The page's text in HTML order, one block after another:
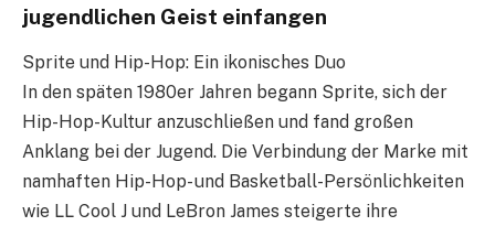
jugendlichen Geist einfangen
Sprite und Hip-Hop: Ein ikonisches Duo
In den späten 1980er Jahren begann Sprite, sich der
Hip-Hop-Kultur anzuschließen und fand großen
Anklang bei der Jugend. Die Verbindung der Marke mit
namhaften Hip-Hop- und Basketball-Persönlichkeiten
wie LL Cool J und LeBron James steigerte ihre